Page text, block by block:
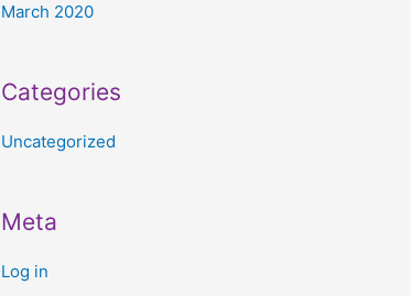
March 2020
Categories
Uncategorized
Meta
Log in